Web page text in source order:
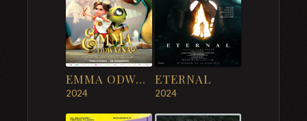
EMMA ODWAŻNA
2024
ETERNAL
2024